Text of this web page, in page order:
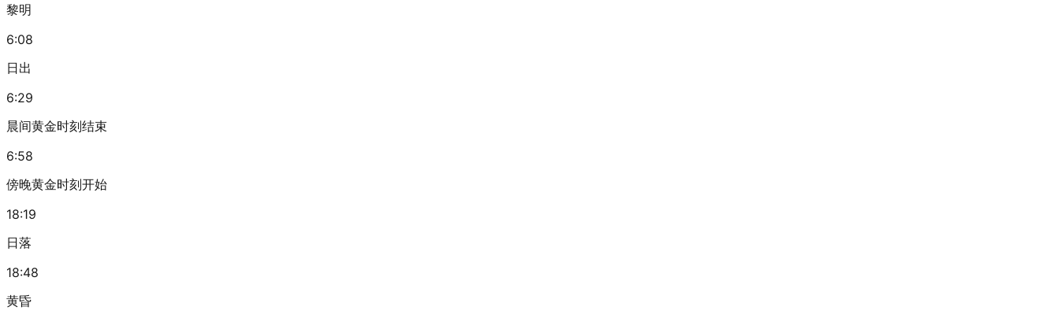
黎明
6:08
日出
6:29
晨间黄金时刻结束
6:58
傍晚黄金时刻开始
18:19
日落
18:48
黄昏